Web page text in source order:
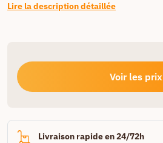
Lire la description détaillée
Voir les prix
Livraison rapide en 24/72h